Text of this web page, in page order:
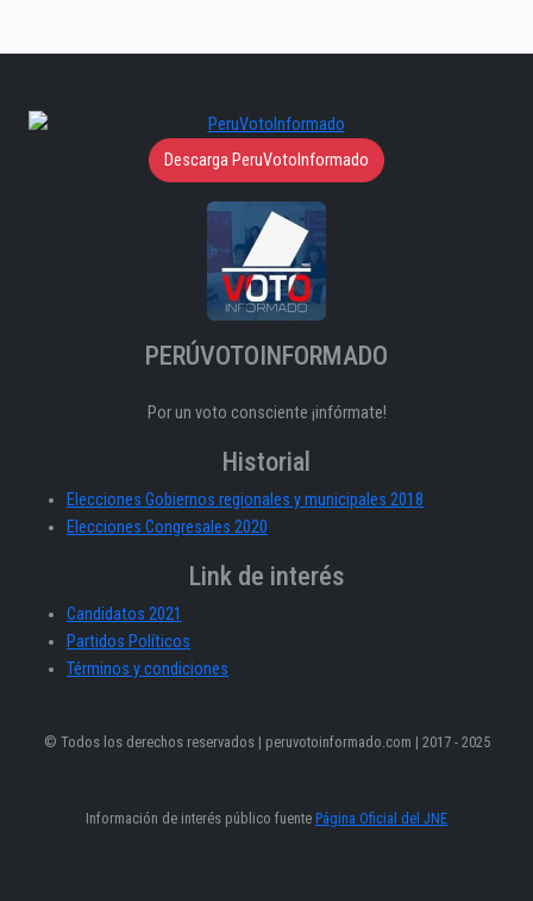
Descarga PeruVotoInformado
PERÚVOTOINFORMADO
Por un voto consciente ¡infórmate!
Historial
Elecciones Gobiernos regionales y municipales 2018
Elecciones Congresales 2020
Link de interés
Candidatos 2021
Partidos Políticos
Términos y condiciones
© Todos los derechos reservados | peruvotoinformado.com | 2017 - 2025
Información de interés público fuente Página Oficial del JNE